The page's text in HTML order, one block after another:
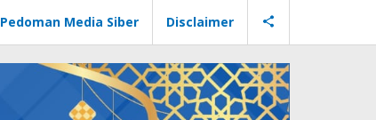
Pedoman Media Siber Disclaimer